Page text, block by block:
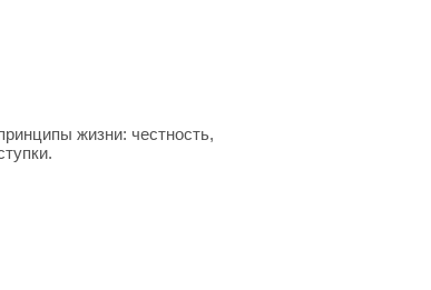
жизни: честность,